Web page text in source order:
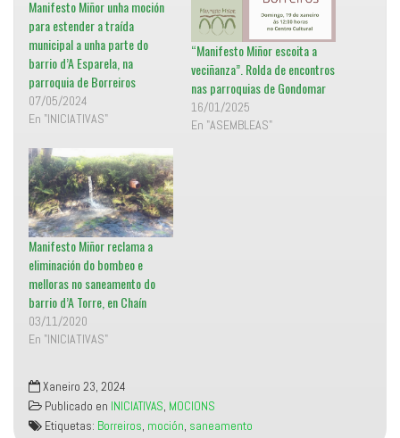
n
a
v
n
t
a
n
a
n
u
e
)
b
o
o
(
S
e
a
b
e
e
n
a
v
e
n
t
a
n
a
n
u
e
v
)
Manifesto Miñor unha moción
para estender a traída
municipal a unha parte do
barrio d’A Esparela, na
parroquia de Borreiros
07/05/2024
En "INICIATIVAS"
“Manifesto Miñor escoita a
veciñanza”. Rolda de encontros
nas parroquias de Gondomar
16/01/2025
En "ASEMBLEAS"
Manifesto Miñor reclama a
eliminación do bombeo e
melloras no saneamento do
barrio d’A Torre, en Chaín
03/11/2020
En "INICIATIVAS"
Xaneiro 23, 2024
Publicado en INICIATIVAS, MOCIONS
Etiquetas: Borreiros, moción, saneamento